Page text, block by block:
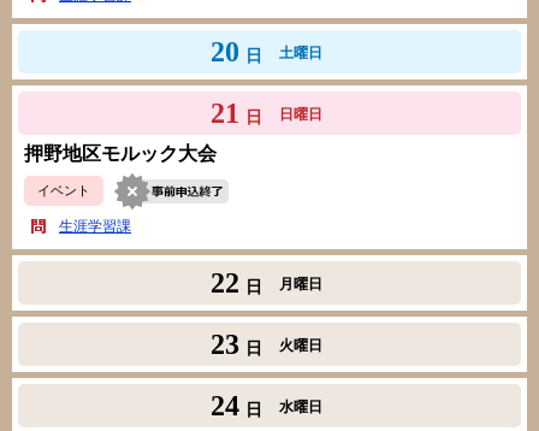
20 日 土曜日
21 日 日曜日
押野地区モルック大会
イベント
生涯学習課
22 日 月曜日
23 日 火曜日
24 日 水曜日